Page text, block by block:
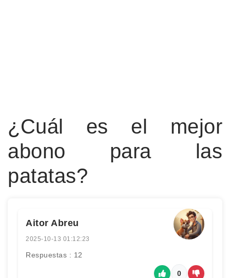
¿Cuál es el mejor
abono para las
patatas?
Aitor Abreu
2025-10-13 01:12:23
Respuestas : 12
0